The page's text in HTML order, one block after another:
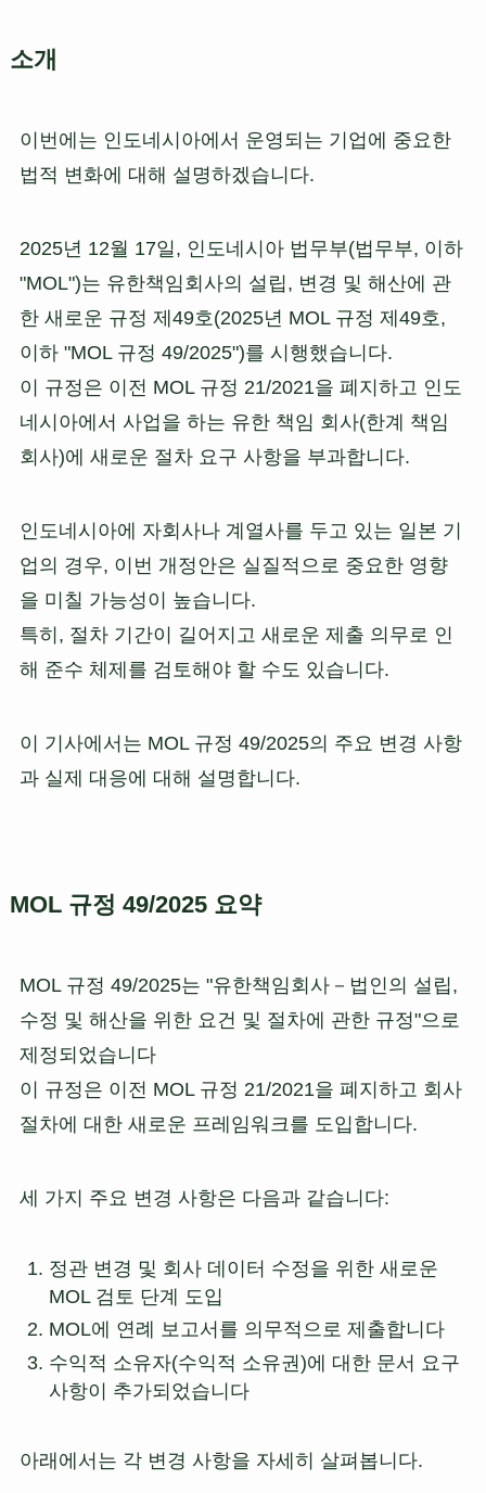
소개
이번에는 인도네시아에서 운영되는 기업에 중요한
법적 변화에 대해 설명하겠습니다.
2025년 12월 17일, 인도네시아 법무부(법무부, 이하
"MOL")는 유한책임회사의 설립, 변경 및 해산에 관
한 새로운 규정 제49호(2025년 MOL 규정 제49호,
이하 "MOL 규정 49/2025")를 시행했습니다.
이 규정은 이전 MOL 규정 21/2021을 폐지하고 인도
네시아에서 사업을 하는 유한 책임 회사(한계 책임
회사)에 새로운 절차 요구 사항을 부과합니다.
인도네시아에 자회사나 계열사를 두고 있는 일본 기
업의 경우, 이번 개정안은 실질적으로 중요한 영향
을 미칠 가능성이 높습니다.
특히, 절차 기간이 길어지고 새로운 제출 의무로 인
해 준수 체제를 검토해야 할 수도 있습니다.
이 기사에서는 MOL 규정 49/2025의 주요 변경 사항
과 실제 대응에 대해 설명합니다.
MOL 규정 49/2025 요약
MOL 규정 49/2025는 "유한책임회사－법인의 설립,
수정 및 해산을 위한 요건 및 절차에 관한 규정"으로
제정되었습니다
이 규정은 이전 MOL 규정 21/2021을 폐지하고 회사
절차에 대한 새로운 프레임워크를 도입합니다.
세 가지 주요 변경 사항은 다음과 같습니다:
정관 변경 및 회사 데이터 수정을 위한 새로운
MOL 검토 단계 도입
MOL에 연례 보고서를 의무적으로 제출합니다
수익적 소유자(수익적 소유권)에 대한 문서 요구
사항이 추가되었습니다
아래에서는 각 변경 사항을 자세히 살펴봅니다.